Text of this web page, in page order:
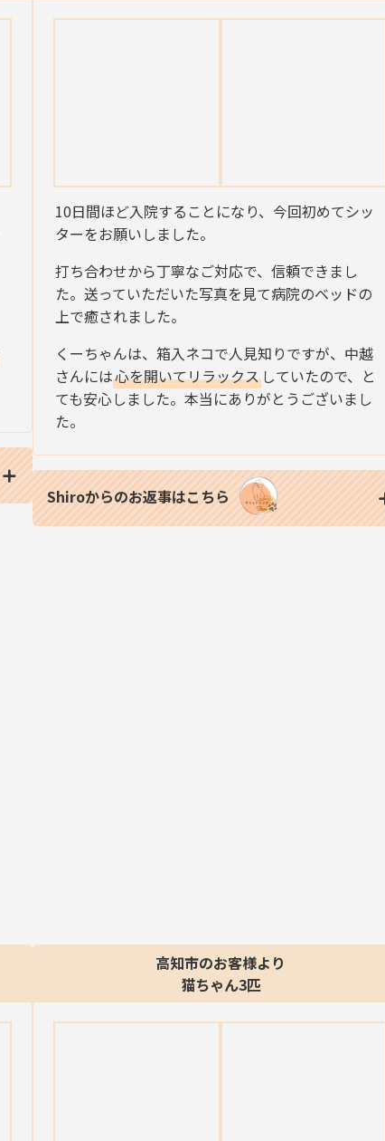
10日間ほど入院することになり、今回初めてシッ
ターをお願いしました。
打ち合わせから丁寧なご対応で、信頼できまし
た。送っていただいた写真を見て病院のベッドの
上で癒されました。
くーちゃんは、箱入ネコで人見知りですが、中越
さんには心を開いてリラックス していたので、と
ても安心しました。本当にありがとうございまし
た。
Shiroからのお返事はこちら
高知市のお客様より
猫ちゃん3匹